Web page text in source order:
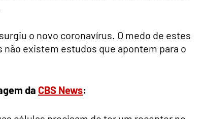
o novo coronavírus. O medo de estes
existem estudos que apontem para o
da CBS News: